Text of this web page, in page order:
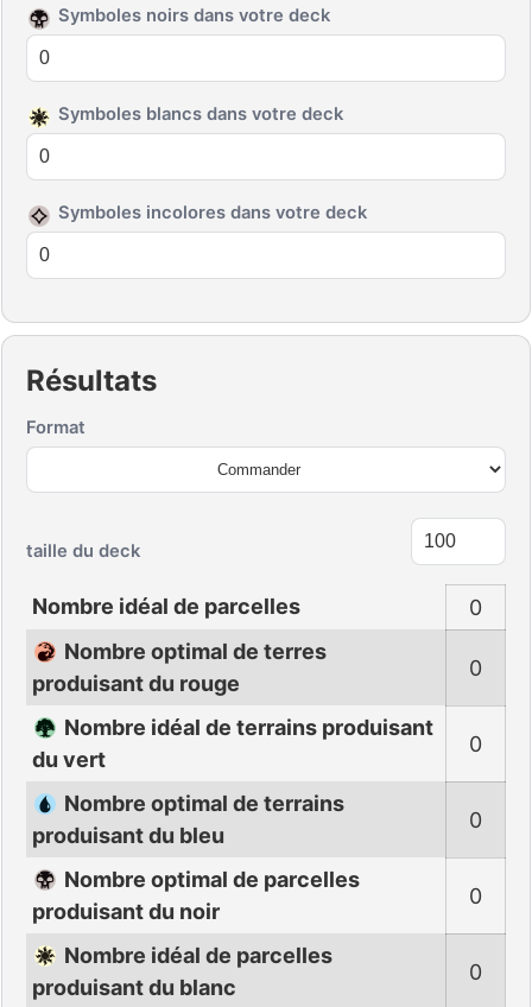
Symboles noirs dans votre deck
Symboles blancs dans votre deck
Symboles incolores dans votre deck
Résultats
Format
taille du deck
Nombre idéal de parcelles
0
Nombre optimal de terres
produisant du rouge
0
Nombre idéal de terrains produisant
du vert
0
Nombre optimal de terrains
produisant du bleu
0
Nombre optimal de parcelles
produisant du noir
0
Nombre idéal de parcelles
produisant du blanc
0